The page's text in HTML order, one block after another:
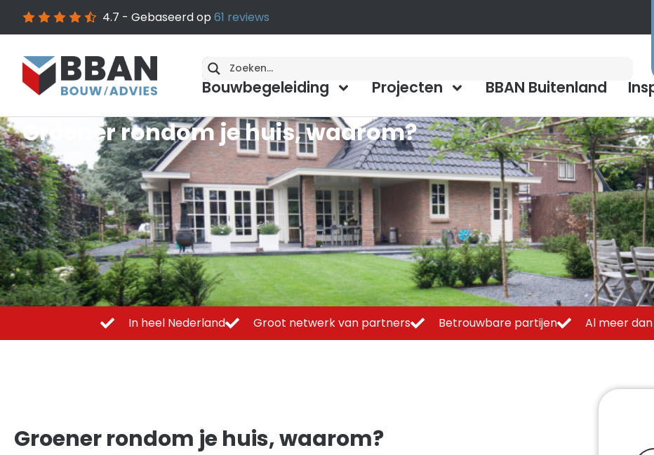
4.7 - Gebaseerd op 61 reviews
Bouwbegeleiding Projecten BBAN Buitenland
Groener rondom je huis, waarom?
In heel Nederland Groot netwerk van partners Betrouwbare partijen Al meer
Groener rondom je huis, waarom?